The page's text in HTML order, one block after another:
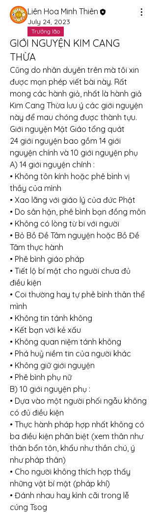
Liên Hoa Minh Thiên
July 24, 2023
Trưởng lão
GIỚI NGUYỆN KIM CANG
THỪA
Cũng do nhân duyên trên mà tôi xin
được mạn phép viết bài này. Rất
mong các hành giả, nhất là hành giả
Kim Cang Thừa lưu ý các giới nguyện
này để mau chóng được thành tựu.
Giới nguyện Mật Giáo tổng quát
24 giới nguyện bao gồm 14 giới
nguyện chính và 10 giới nguyện phụ
A) 14 giới nguyện chính :
• Không tôn kính hoặc phê bình vị
thầy của mình
• Xao lãng với giáo lý của đức Phật
• Do sân hận, phê bình bạn đồng môn
• Không có lòng từ bi với người
• Bỏ Bồ Đề Tâm nguyện hoặc Bồ Đề
Tâm thực hành
• Phê bình giáo pháp
• Tiết lộ bí mật cho người chưa đủ
điều kiện
• Coi thường hay tự phê bình thân thể
mình
• Không tin tánh không
• Kết bạn với kẻ xấu
• Không quan niệm tánh không
• Phá huỷ niềm tin của người khác
• Không giữ giới nguyện
• Phê bình phụ nữ
B) 10 giới nguyện phụ :
• Dựa vào một người phối ngẫu không
có đủ điều kiện
• Thực hành pháp hợp nhất không có
ba điều kiện phân biệt (xem thân như
thân bổn tôn, khẩu như thần chú, ý
như pháp thân)
• Cho người không thích hợp thấy
những vật bí mật (pháp khí)
• Đánh nhau hay kình cãi trong lễ
cúng Tsog